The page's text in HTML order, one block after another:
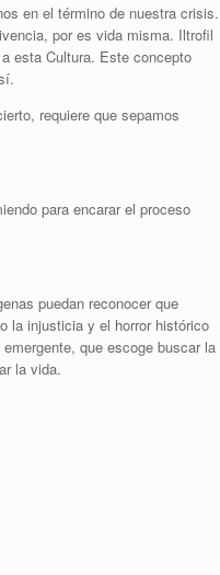
en el término de nuestra crisis.
por es vida misma. Iltrofil
esta Cultura. Este concepto
requiere que sepamos
para encarar el proceso
puedan reconocer que
la injusticia y el horror histórico
que escoge buscar la
la vida.